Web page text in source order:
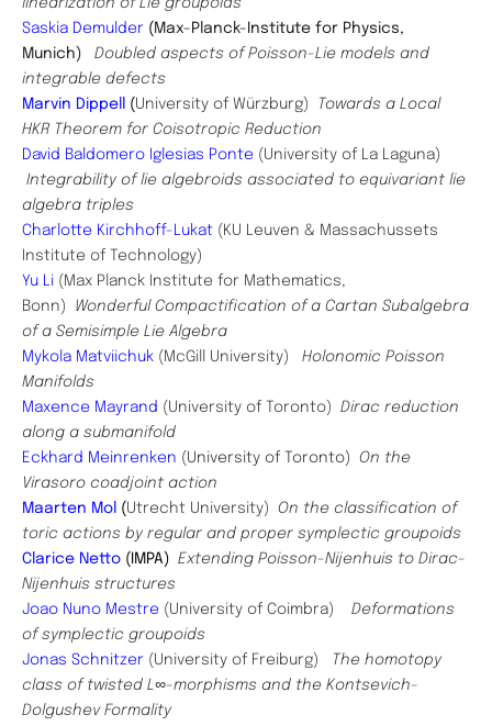
Saskia Demulder ( Max-Planck-Institute for Physics,
Munich) Doubled aspects of Poisson-Lie models and
integrable defects
Marvin Dippell
(University of Würzburg)
Towards a Local
HKR Theorem for Coisotropic Reduction
David Baldomero Iglesias Ponte (University of La Laguna)
Integrability of lie algebroids associated to equivariant lie
algebra triples
Charlotte Kirchhoff-Lukat (KU Leuven & Massachussets
Institute of Technology)
Yu Li (Max Planck Institute for Mathematics,
Bonn) Wonderful Compactification of a Cartan Subalgebra
of a Semisimple Lie Algebra
Mykola Matviichuk (McGill University) Holonomic Poisson
Manifolds
Maxence Mayrand (University of Toronto) Dirac reduction
along a submanifold
Eckhard Meinrenken (University of Toronto)
On the
Virasoro coadjoint action
Maarten Mol (Utrecht University) On the classification of
toric actions by regular and proper symplectic groupoids
Clarice Netto (IMPA) Extending Poisson-Nijenhuis to Dirac-
Nijenhuis structures
Joao Nuno Mestre (University of Coimbra) Deformations
of symplectic groupoids
Jonas Schnitzer (University of Freiburg)
The homotopy
class of twisted L∞-morphisms and the Kontsevich-
Dolgushev Formality